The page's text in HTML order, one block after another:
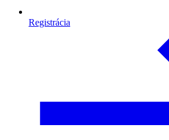
Registrácia